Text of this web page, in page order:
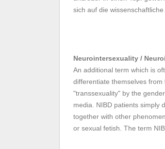
sich auf die wissenschaftliche
Neurointersexuality /
An additional term which is
differentiate themselves
"transsexuality" by the
media. NIBD patients simply
together with other
or sexual fetish. The term